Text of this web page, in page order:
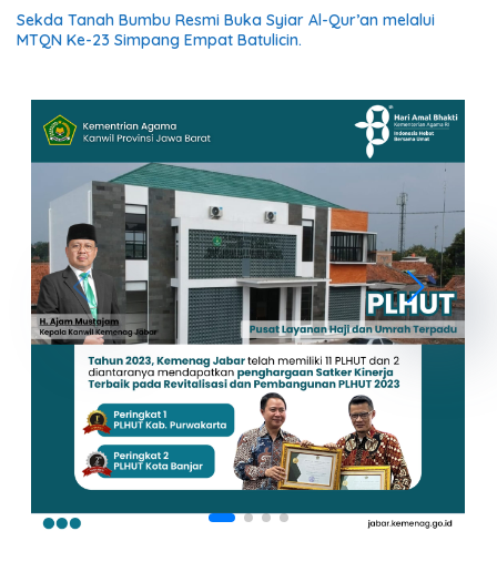
Sekda Tanah Bumbu Resmi Buka Syiar Al-Qur’an melalui
MTQN Ke-23 Simpang Empat Batulicin.